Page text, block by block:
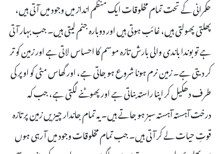
حکمرانی کے تحت تمام مخلوقات ایک منظم انداز میں وجود میں آتی ہیں،
پھلتی پھولتی ہیں، غائب ہوتی ہیں اور دوبارہ جنم لیتی ہیں۔ جب بہار آتی
ہے تو بوندا باندی والی بارش تازہ موسم کا احساس لاتی ہے اور زمین کو تر
کر دیتی ہے۔ زمین نرم ہونا شروع ہو جاتی ہے، اور گھاس مٹی کو اوپر کی
طرف دھکیل کر اپنا راستہ بناتی ہے اور پھوٹنے لگتی ہے، جب کہ
درخت آہستہ آہستہ سبز ہو جاتے ہیں۔ یہ تمام جاندار چیزیں زمین پر تازہ
قوتِ حیات لے کر آتی ہیں۔ جب تمام مخلوقات وجود میں آ رہی ہوں